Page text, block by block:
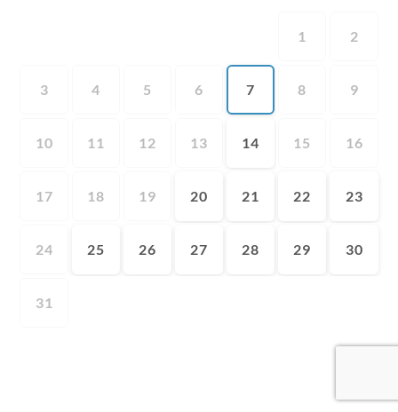
1 2
3 4 5 6 7 8 9
10 11 12 13 14 15 16
17 18 19 20 21 22 23
24 25 26 27 28 29 30
31